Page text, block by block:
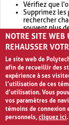
Vérifiez que
Supprimez les
rechercher
souvent plus
Envisagez
retournera
NOTRE SITE WEB
REHAUSSER
Le site web de
afin de recueillir des
expérience à ses
l’utilisation de ces
d’utilisation. Vous
vos paramètres de
témoins de connexion
personnels,cliquez ici.